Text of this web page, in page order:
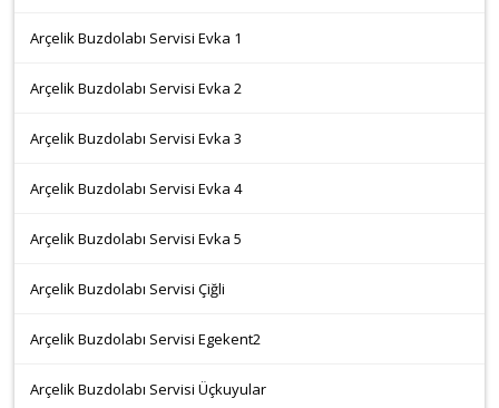
Arçelik Buzdolabı Servisi Evka 1
Arçelik Buzdolabı Servisi Evka 2
Arçelik Buzdolabı Servisi Evka 3
Arçelik Buzdolabı Servisi Evka 4
Arçelik Buzdolabı Servisi Evka 5
Arçelik Buzdolabı Servisi Çiğli
Arçelik Buzdolabı Servisi Egekent2
Arçelik Buzdolabı Servisi Üçkuyular